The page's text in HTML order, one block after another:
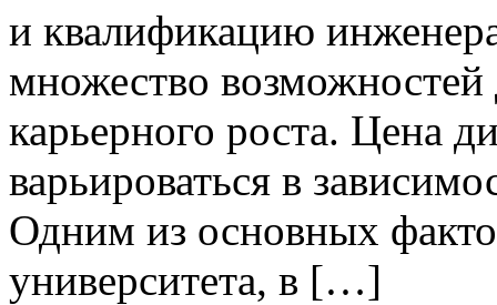
и квалификацию
множество возможностей
карьерного роста. Цена
варьироваться в
Одним из основных
университета, в […]